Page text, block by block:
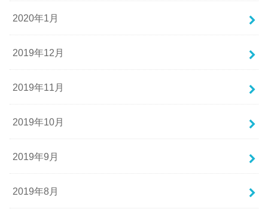
2020年1月
2019年12月
2019年11月
2019年10月
2019年9月
2019年8月